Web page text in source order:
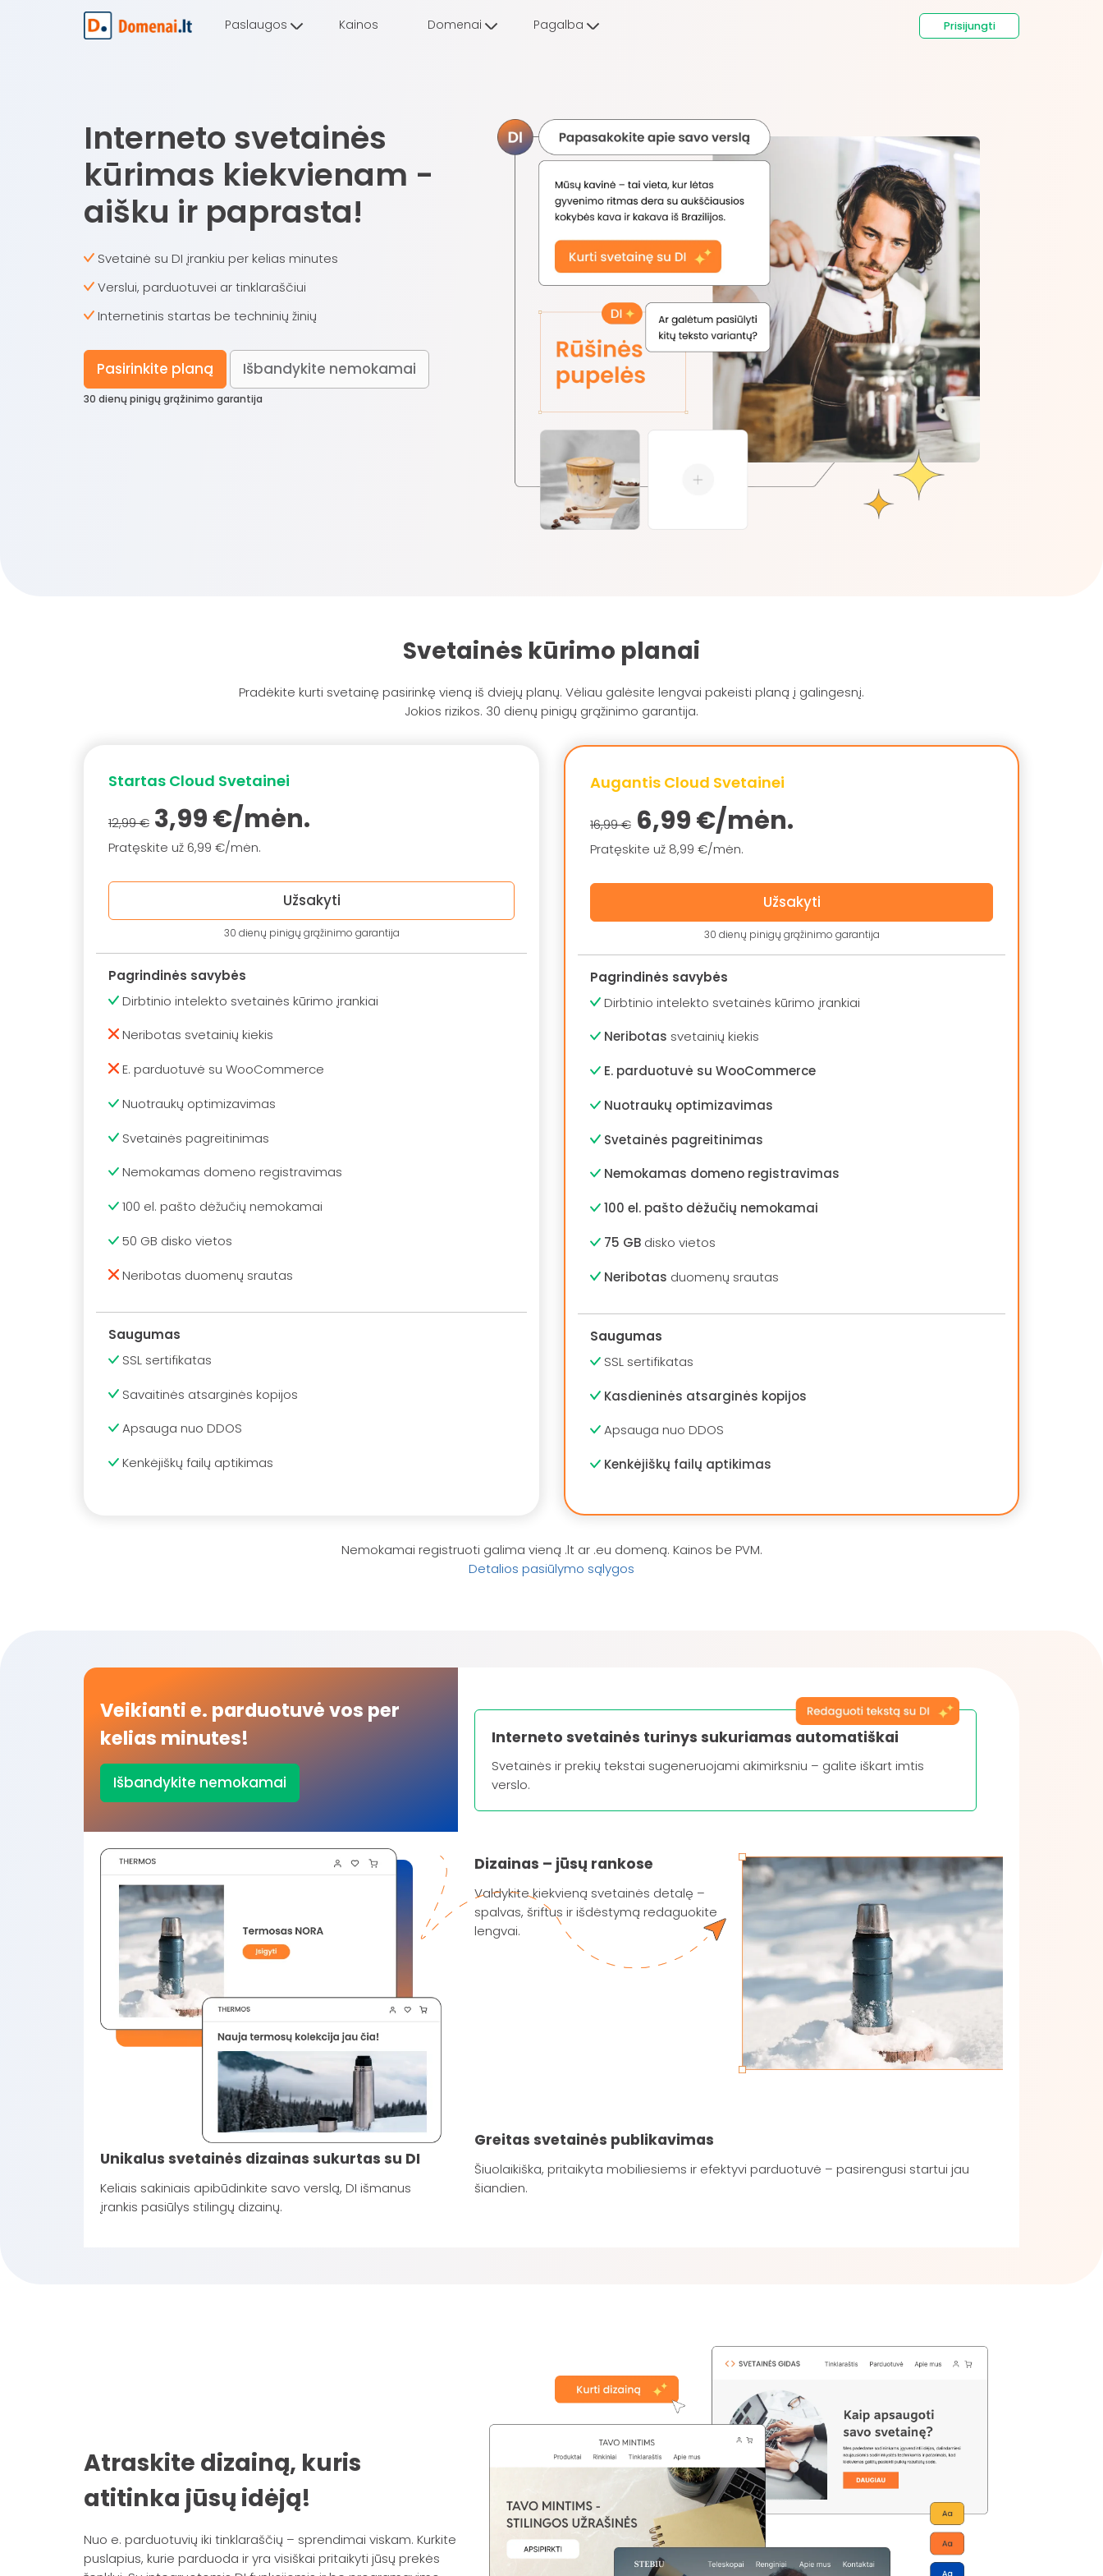
Paslaugos Kainos Domenai Pagalba Prisijungti
Interneto svetainės
kūrimas kiekvienam -
aišku ir paprasta!
Svetainė su DI įrankiu per kelias minutes
Verslui, parduotuvei ar tinklaraščiui
Internetinis startas be techninių žinių
Pasirinkite planą Išbandykite nemokamai
30 dienų pinigų grąžinimo garantija
Svetainės kūrimo planai
Pradėkite kurti svetainę pasirinkę vieną iš dviejų planų. Vėliau galėsite lengvai pakeisti planą į galingesnį.
Jokios rizikos. 30 dienų pinigų grąžinimo garantija.
Startas Cloud Svetainei
12,99 € 3,99 €/mėn.
Pratęskite už 6,99 €/mėn.
Užsakyti
30 dienų pinigų grąžinimo garantija
Pagrindinės savybės
Dirbtinio intelekto svetainės kūrimo įrankiai
Neribotas svetainių kiekis
E. parduotuvė su WooCommerce
Nuotraukų optimizavimas
Svetainės pagreitinimas
Nemokamas domeno registravimas
100 el. pašto dėžučių nemokamai
50 GB disko vietos
Neribotas duomenų srautas
Saugumas
SSL sertifikatas
Savaitinės atsarginės kopijos
Apsauga nuo DDOS
Kenkėjiškų failų aptikimas
Augantis Cloud Svetainei
16,99 € 6,99 €/mėn.
Pratęskite už 8,99 €/mėn.
Užsakyti
30 dienų pinigų grąžinimo garantija
Pagrindinės savybės
Dirbtinio intelekto svetainės kūrimo įrankiai
Neribotas svetainių kiekis
E. parduotuvė su WooCommerce
Nuotraukų optimizavimas
Svetainės pagreitinimas
Nemokamas domeno registravimas
100 el. pašto dėžučių nemokamai
75 GB disko vietos
Neribotas duomenų srautas
Saugumas
SSL sertifikatas
Kasdieninės atsarginės kopijos
Apsauga nuo DDOS
Kenkėjiškų failų aptikimas
Nemokamai registruoti galima vieną .lt ar .eu domeną. Kainos be PVM.
Detalios pasiūlymo sąlygos
Veikianti e. parduotuvė vos per
kelias minutes!
Išbandykite nemokamai
Unikalus svetainės dizainas sukurtas su DI
Keliais sakiniais apibūdinkite savo verslą, DI išmanus
įrankis pasiūlys stilingų dizainų.
Interneto svetainės turinys sukuriamas automatiškai
Svetainės ir prekių tekstai sugeneruojami akimirksniu – galite iškart imtis
verslo.
Dizainas – jūsų rankose
Valdykite kiekvieną svetainės detalę –
spalvas, šriftus ir išdėstymą redaguokite
lengvai.
Greitas svetainės publikavimas
Šiuolaikiška, pritaikyta mobiliesiems ir efektyvi parduotuvė – pasirengusi startui jau
šiandien.
Atraskite dizainą, kuris
atitinka jūsų idėją!
Nuo e. parduotuvių iki tinklaraščių – sprendimai viskam. Kurkite
puslapius, kurie parduoda ir yra visiškai pritaikyti jūsų prekės